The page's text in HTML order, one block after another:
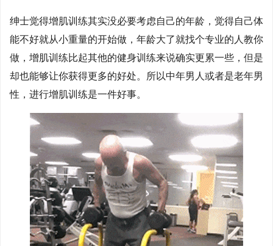
绅士觉得增肌训练其实没必要考虑自己的年龄，觉得自己体
能不好就从小重量的开始做，年龄大了就找个专业的人教你
做，增肌训练比起其他的健身训练来说确实更累一些，但是
却也能够让你获得更多的好处。所以中年男人或者是老年男
性，进行增肌训练是一件好事。